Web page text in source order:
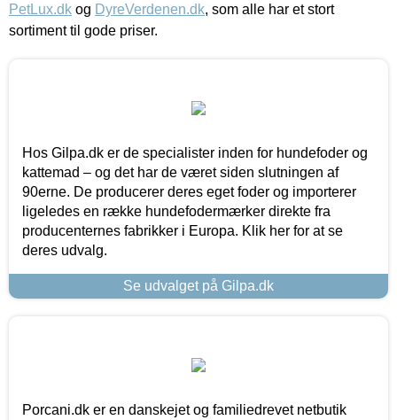
PetLux.dk og DyreVerdenen.dk, som alle har et stort
sortiment til gode priser.
Hos Gilpa.dk er de specialister inden for hundefoder og
kattemad – og det har de været siden slutningen af
90erne. De producerer deres eget foder og importerer
ligeledes en række hundefodermærker direkte fra
producenternes fabrikker i Europa. Klik her for at se
deres udvalg.
Se udvalget på Gilpa.dk
Porcani.dk er en danskejet og familiedrevet netbutik